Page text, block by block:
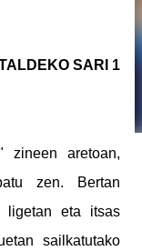
SARI 1
zineen aretoan,
zen. Bertan
ligetan eta itsas
sailkatutako